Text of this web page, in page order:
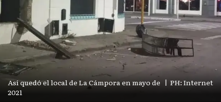
Así quedó el local de La Cámpora en mayo de
2021
| PH: Internet